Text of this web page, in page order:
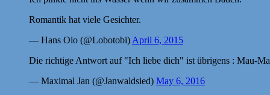
Romantik hat viele Gesichter.
— Hans Olo (@Lobotobi) April 6, 2015
Die richtige Antwort auf "Ich liebe dich" ist übrigens : Mau-
— Maximal Jan (@Janwaldsied) May 6, 2016